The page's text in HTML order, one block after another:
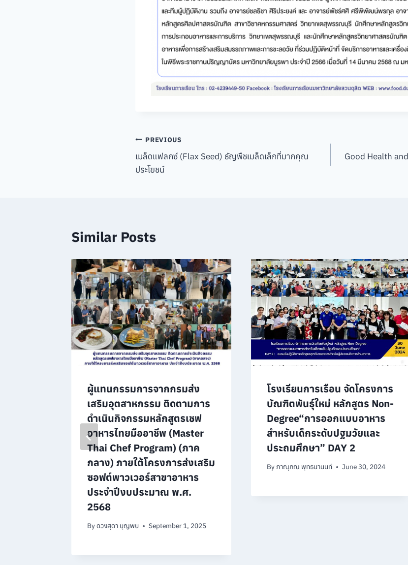
Post
navigation
PREVIOUS
เมล็ดแฟลกซ์ (Flax Seed) ธัญพืชเมล็ดเล็กที่มากคุณ
ประโยชน์
Good Health
Similar Posts
ผู้แทนกรรมการจากกรมส่ง
เสริมอุตสาหกรรม ติดตามการ
ดำเนินกิจกรรมหลักสูตรเชฟ
อาหารไทยมืออาชีพ (Master
Thai Chef Program) (ภาค
กลาง) ภายใต้โครงการส่งเสริม
ซอฟต์พาวเวอร์สาขาอาหาร
ประจำปีงบประมาณ พ.ศ.
2568
Byดวงสุดา บุญพบ September 1, 2025
โรงเรียนการเรือน จัดโครงการ
บัณฑิตพันธุ์ใหม่ หลักสูตร Non-
Degree“การออกแบบอาหาร
สำหรับเด็กระดับปฐมวัยและ
ประถมศึกษา” DAY 2
Byภาณุภณ พุทธนานนท์ June 30, 2024